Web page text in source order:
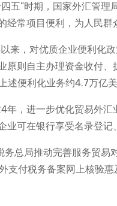
五”时期，国家外汇管理
常项目便利，为人民群
来，对优质企业便利化
原则自主办理资金收付
便利化业务约4.7万亿美
年，进一步优化贸易外
可在银行享受名录登记
总局推动完善服务贸易
支付税务备案网上核验